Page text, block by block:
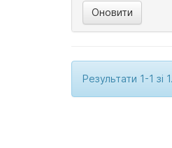
Результати 1-1 зі 1.